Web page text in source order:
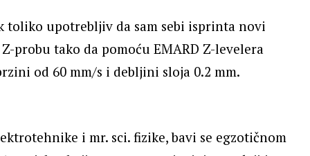
toliko upotrebljiv da sam sebi isprinta novi
probu tako da pomoću EMARD Z-levelera
od 60 mm/s i debljini sloja 0.2 mm.
i mr. sci. fizike, bavi se egzotičnom